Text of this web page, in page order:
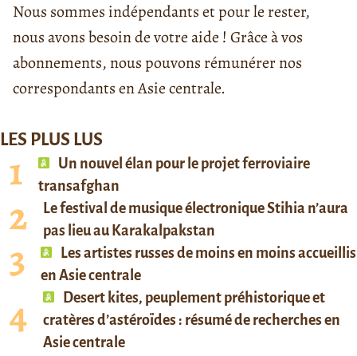
Nous sommes indépendants et pour le rester,
nous avons besoin de votre aide ! Grâce à vos
abonnements, nous pouvons rémunérer nos
correspondants en Asie centrale.
LES PLUS LUS
Un nouvel élan pour le projet ferroviaire
transafghan
Le festival de musique électronique Stihia n’aura
pas lieu au Karakalpakstan
Les artistes russes de moins en moins accueillis
en Asie centrale
Desert kites, peuplement préhistorique et
cratères d’astéroïdes : résumé de recherches en
Asie centrale